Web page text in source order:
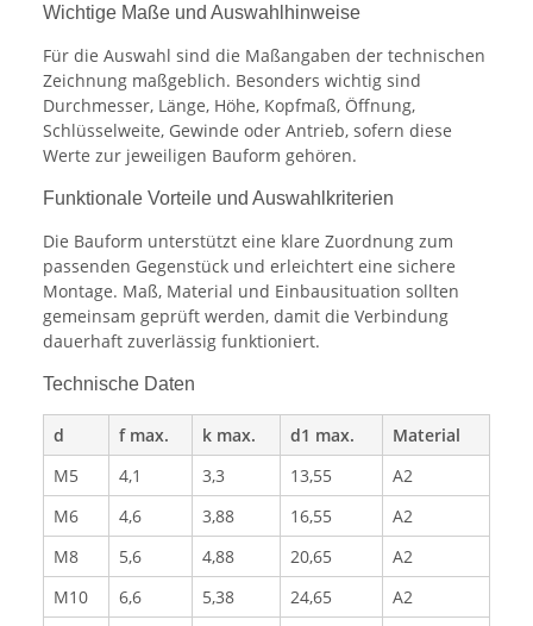
Wichtige Maße und Auswahlhinweise
Für die Auswahl sind die Maßangaben der technischen
Zeichnung maßgeblich. Besonders wichtig sind
Durchmesser, Länge, Höhe, Kopfmaß, Öffnung,
Schlüsselweite, Gewinde oder Antrieb, sofern diese
Werte zur jeweiligen Bauform gehören.
Funktionale Vorteile und Auswahlkriterien
Die Bauform unterstützt eine klare Zuordnung zum
passenden Gegenstück und erleichtert eine sichere
Montage. Maß, Material und Einbausituation sollten
gemeinsam geprüft werden, damit die Verbindung
dauerhaft zuverlässig funktioniert.
Technische Daten
d f max. k max. d1 max.
Material
M5
4,1 3,3 13,55
A2
M6
4,6 3,88 16,55
A2
M8
5,6 4,88 20,65
A2
M10
6,6 5,38 24,65 A2